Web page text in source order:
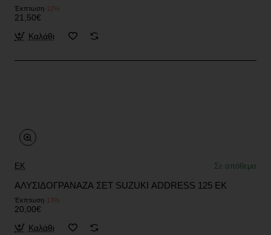
Έκπτωση-12%
21,50€
Καλάθι
EK Σε απόθεμα
ΑΛΥΣΙΔΟΓΡΑΝΑΖΑ ΣΕΤ SUZUKI ADDRESS 125 EK
Έκπτωση-13%
20,00€
Καλάθι